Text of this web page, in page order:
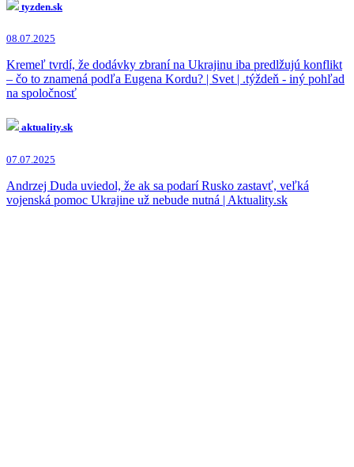
tyzden.sk
08.07.2025
Kremeľ tvrdí, že dodávky zbraní na Ukrajinu iba predlžujú konflikt
– čo to znamená podľa Eugena Kordu? | Svet | .týždeň - iný pohľad
na spoločnosť
aktuality.sk
07.07.2025
Andrzej Duda uviedol, že ak sa podarí Rusko zastavť, veľká
vojenská pomoc Ukrajine už nebude nutná | Aktuality.sk